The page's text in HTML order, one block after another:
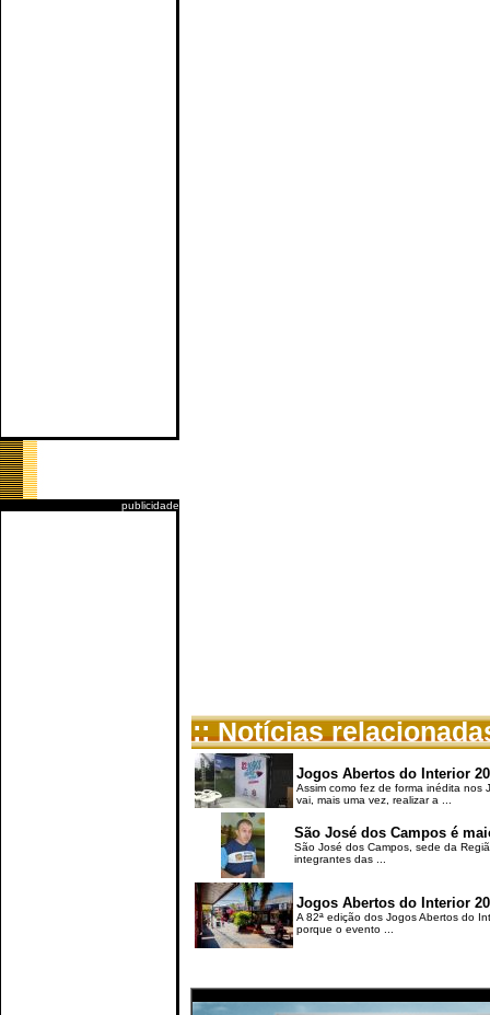
publicidade
:: Notícias
Jogos Abertos do Interior
Assim como fez de forma inédita nos
vai, mais uma vez, realizar a ...
São José dos Campos é
São José dos Campos, sede da
integrantes das ...
Jogos Abertos do Interior
A 82ª edição dos Jogos Abertos do
porque o evento ...